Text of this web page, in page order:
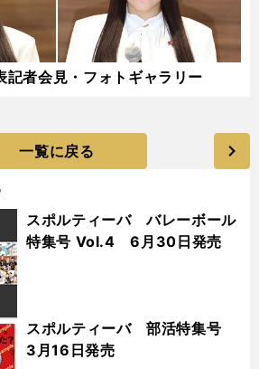
記者会見・フォトギャラリー
一覧に戻る
スポルティーバ バレーボール
特集号 Vol.4 6月30日発売
スポルティーバ 部活特集号
3月16日発売